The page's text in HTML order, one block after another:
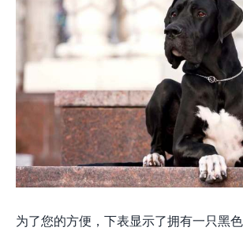
为了您的方便，下表显示了拥有一只黑